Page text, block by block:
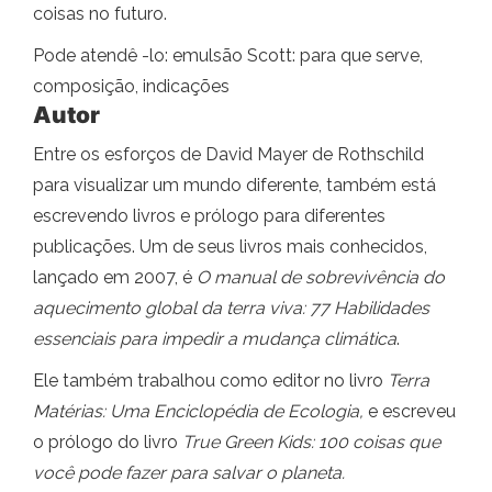
coisas no futuro.
Pode atendê -lo: emulsão Scott: para que serve,
composição, indicações
Autor
Entre os esforços de David Mayer de Rothschild
para visualizar um mundo diferente, também está
escrevendo livros e prólogo para diferentes
publicações. Um de seus livros mais conhecidos,
lançado em 2007, é O manual de sobrevivência do
aquecimento global da terra viva: 77 Habilidades
essenciais para impedir a mudança climática.
Ele também trabalhou como editor no livro Terra
Matérias: Uma Enciclopédia de Ecologia, e escreveu
o prólogo do livro True Green Kids: 100 coisas que
você pode fazer para salvar o planeta.